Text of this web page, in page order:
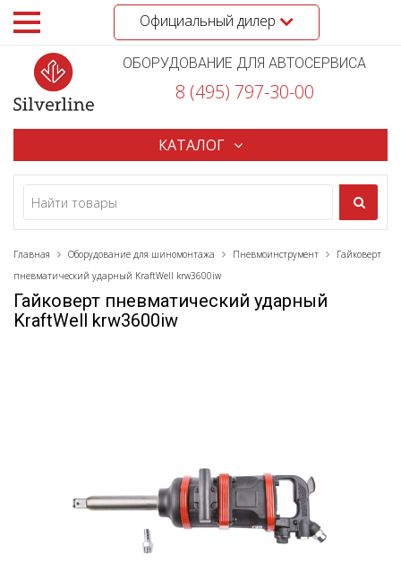
Официальный дилер
ОБОРУДОВАНИЕ ДЛЯ АВТОСЕРВИСА
8 (495) 797-30-00
КАТАЛОГ
Главная Оборудование для шиномонтажа Пневмоинструмент
Гайковерт
пневматический ударный KraftWell krw3600iw
Гайковерт пневматический ударный
KraftWell krw3600iw